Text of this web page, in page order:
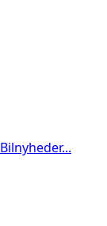
Bilnyheder...